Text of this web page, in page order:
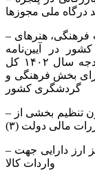
درگاه ملی مجوزها
– لحاظ شدن بند مربوط به حفظ و ارتقای میراث فرهنگی، هنرهای
در آیین‌نامه
اجرایی بند (ه) تبصره (۹) ماده‌واحده قانون بودجه سال ۱۴۰۲ کل
مالی برای بخش فرهنگی و
گردشگری کشور
– اعلام نظر در خصوص”الحاق برخی مواد به قانون تنظیم بخشی از
– تهیه گزارش تخصصی با موضوع استفاده از رمز ارز دارایی جهت
واردات کالا